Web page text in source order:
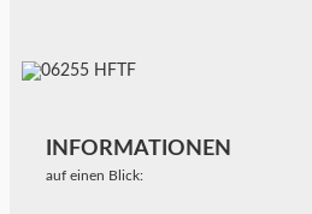
INFORMATIONEN
auf einen Blick: